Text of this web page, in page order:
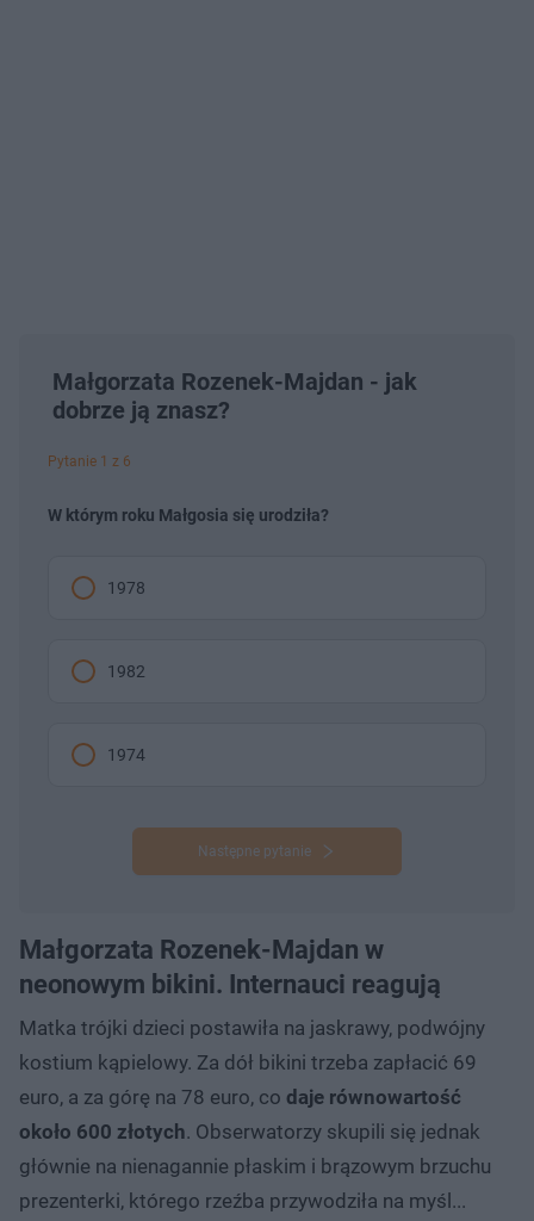
Małgorzata Rozenek-Majdan - jak
dobrze ją znasz?
Pytanie 1 z 6
W którym roku Małgosia się urodziła?
1978
1982
1974
Następne pytanie
Małgorzata Rozenek-Majdan w
neonowym bikini. Internauci reagują
Matka trójki dzieci postawiła na jaskrawy, podwójny
kostium kąpielowy. Za dół bikini trzeba zapłacić 69
euro, a za górę na 78 euro, co daje równowartość
około 600 złotych. Obserwatorzy skupili się jednak
głównie na nienagannie płaskim i brązowym brzuchu
prezenterki, którego rzeźba przywodziła na myśl...